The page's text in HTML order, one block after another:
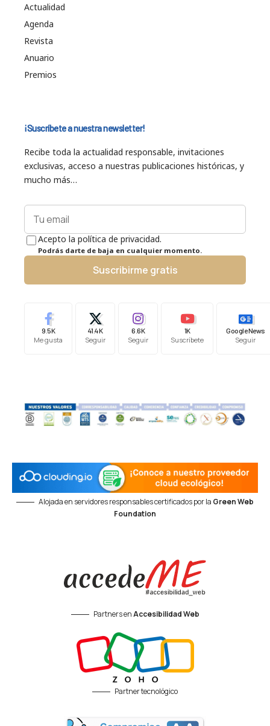
Actualidad
Agenda
Revista
Anuario
Premios
¡Suscríbete a nuestra newsletter!
Recibe toda la actualidad responsable, invitaciones
exclusivas, acceso a nuestras publicaciones históricas, y
mucho más…
Acepto la política de privacidad.
Podrás darte de baja en cualquier momento.
Suscribirme gratis
9.5K
Me gusta
41.4K
Seguir
6.6K
Seguir
1K
Suscríbete
Google News
Seguir
Alojada en servidores responsables certificados por la Green Web
Foundation
Partners enAccesibilidad Web
Partner tecnológico